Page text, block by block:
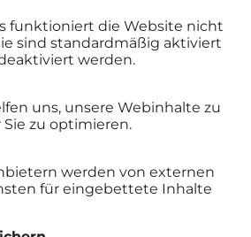
funktioniert die Website nicht
sind standardmäßig aktiviert
werden.
uns, unsere Webinhalte zu
zu optimieren.
werden von externen
für eingebettete Inhalte